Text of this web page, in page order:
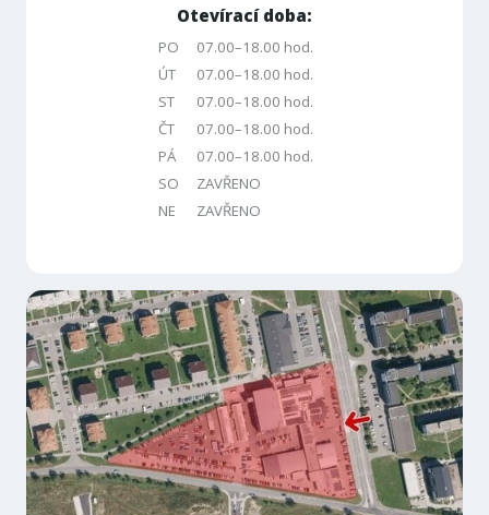
Otevírací doba:
PO
07.00–18.00 hod.
ÚT
07.00–18.00 hod.
ST
07.00–18.00 hod.
ČT
07.00–18.00 hod.
PÁ
07.00–18.00 hod.
SO
ZAVŘENO
NE
ZAVŘENO